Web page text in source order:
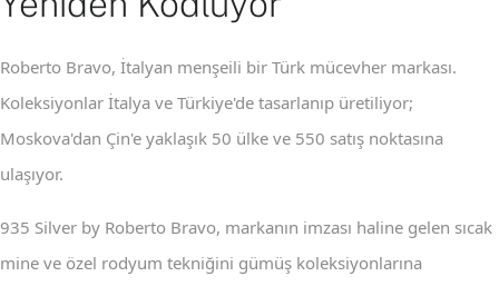
Roberto Bravo, İtalyan menşeili bir Türk mücevher markası.
Koleksiyonlar İtalya ve Türkiye'de tasarlanıp üretiliyor;
Moskova'dan Çin'e yaklaşık 50 ülke ve 550 satış noktasına
ulaşıyor.
935 Silver by Roberto Bravo, markanın imzası haline gelen sıcak
mine ve özel rodyum tekniğini gümüş koleksiyonlarına